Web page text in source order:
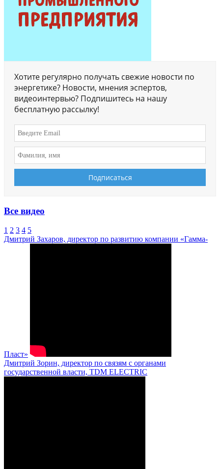
Хотите регулярно получать свежие новости по
энергетике? Новости, мнения эспертов,
видеоинтервью? Подпишитесь на нашу
бесплатную рассылку!
Все видео
1 2 3 4 5
Дмитрий Захаров, директор по развитию компании «Гамма-
Пласт»
Дмитрий Зорин, директор по связям с органами
государственной власти, TDM ELECTRIC